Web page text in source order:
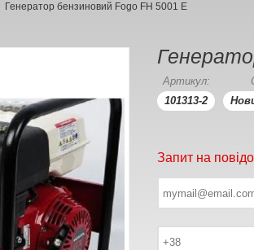
Генератор бензиновий Fogo FH 5001 E
Артикул:
101313-2
Запит на